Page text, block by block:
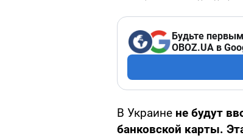
Будьте
OBOZ.UA в
В Украине не будут
банковской карты.